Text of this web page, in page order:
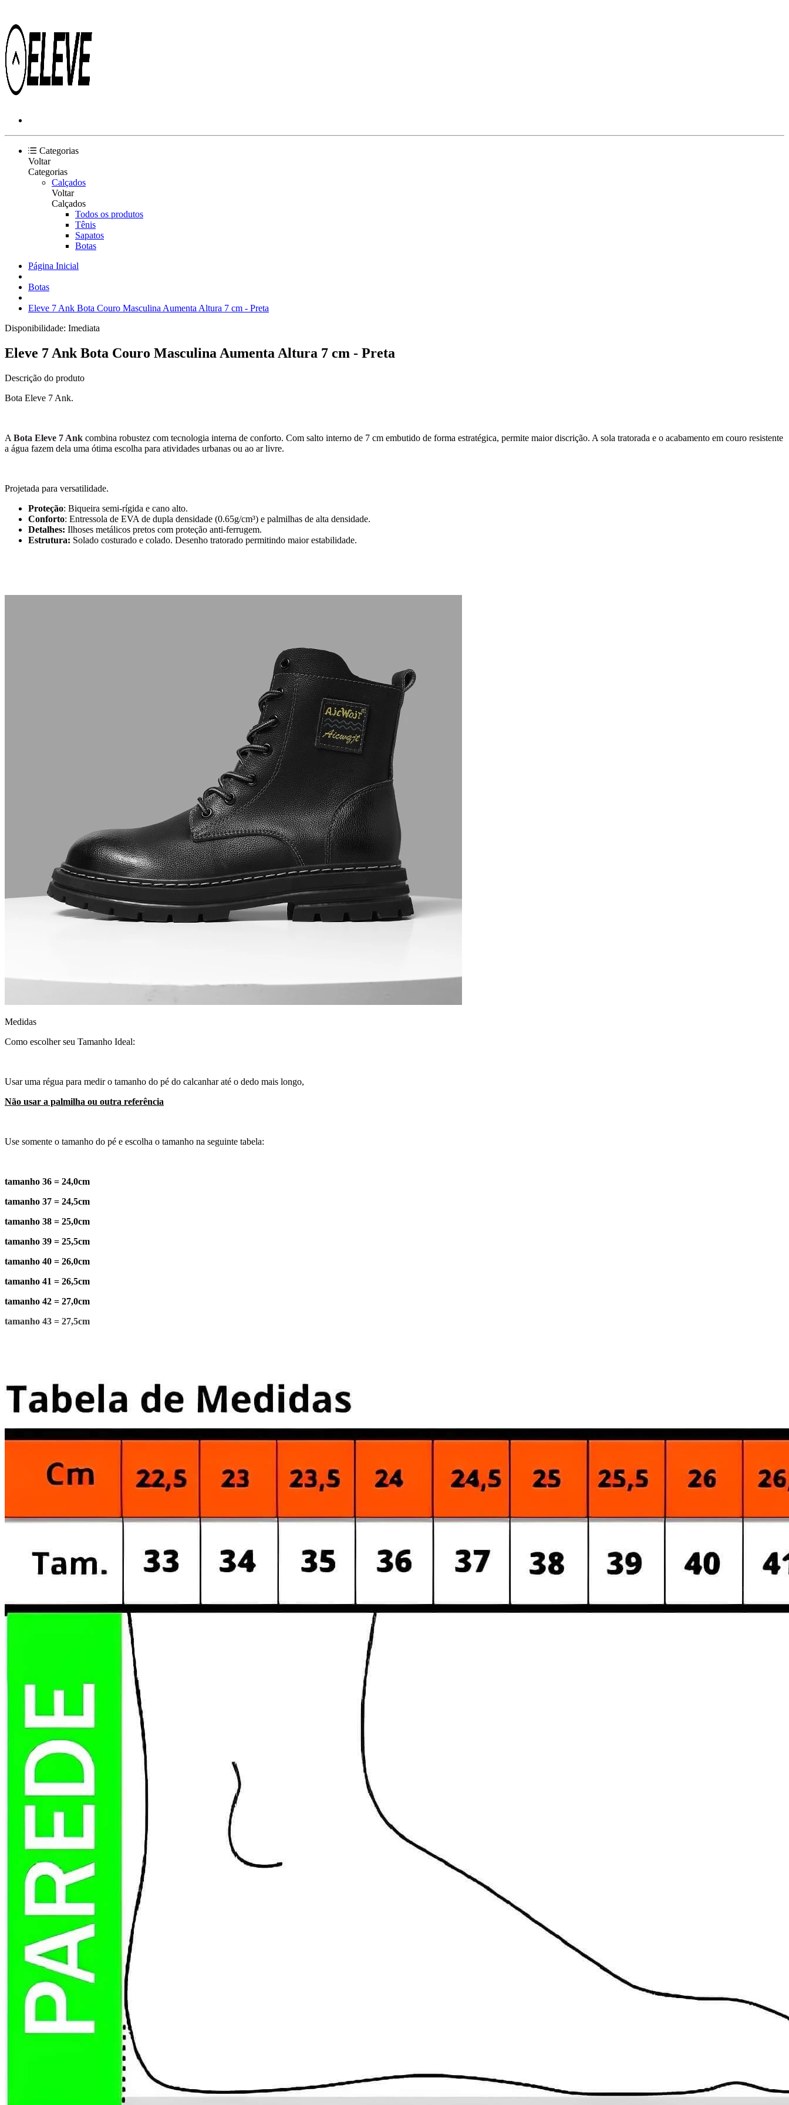
Categorias
Voltar
Categorias
Calçados
Voltar
Calçados
Todos os produtos
Tênis
Sapatos
Botas
Página Inicial
Botas
Eleve 7 Ank Bota Couro Masculina Aumenta Altura 7 cm - Preta
Disponibilidade: Imediata
Eleve 7 Ank Bota Couro Masculina Aumenta Altura 7 cm - Preta
Descrição do produto
Bota Eleve 7 Ank.
A Bota Eleve 7 Ank combina robustez com tecnologia interna de conforto. Com salto interno de 7 cm embutido de forma estratégica, permite maior discrição. A sola tratorada e o acabamento em couro resistente
a água fazem dela uma ótima escolha para atividades urbanas ou ao ar livre.
Projetada para versatilidade.
Proteção: Biqueira semi-rígida e cano alto.
Conforto: Entressola de EVA de dupla densidade (0.65g/cm³) e palmilhas de alta densidade.
Detalhes: Ilhoses metálicos pretos com proteção anti-ferrugem.
Estrutura: Solado costurado e colado. Desenho tratorado permitindo maior estabilidade.
Medidas
Como escolher seu Tamanho Ideal:
Usar uma régua para medir o tamanho do pé do calcanhar até o dedo mais longo,
Não usar a palmilha ou outra referência
Use somente o tamanho do pé e escolha o tamanho na seguinte tabela:
tamanho 36 = 24,0cm
tamanho 37 = 24,5cm
tamanho 38 = 25,0cm
tamanho 39 = 25,5cm
tamanho 40 = 26,0cm
tamanho 41 = 26,5cm
tamanho 42 = 27,0cm
tamanho 43 = 27,5cm